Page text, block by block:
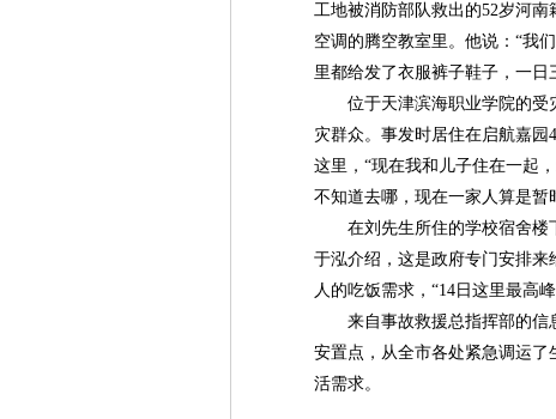
工地被消防部队救出的52岁河
空调的腾空教室里。他说：“我
里都给发了衣服裤子鞋子，一日
位于天津滨海职业学院的受
灾群众。事发时居住在启航嘉园
这里，“现在我和儿子住在一起
不知道去哪，现在一家人算是暂
在刘先生所住的学校宿舍楼
于泓介绍，这是政府专门安排来
人的吃饭需求，“14日这里最高
来自事故救援总指挥部的信
安置点，从全市各处紧急调运
活需求。